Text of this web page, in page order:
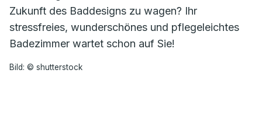
Zukunft des Baddesigns zu wagen? Ihr
stressfreies, wunderschönes und pflegeleichtes
Badezimmer wartet schon auf Sie!
Bild: © shutterstock